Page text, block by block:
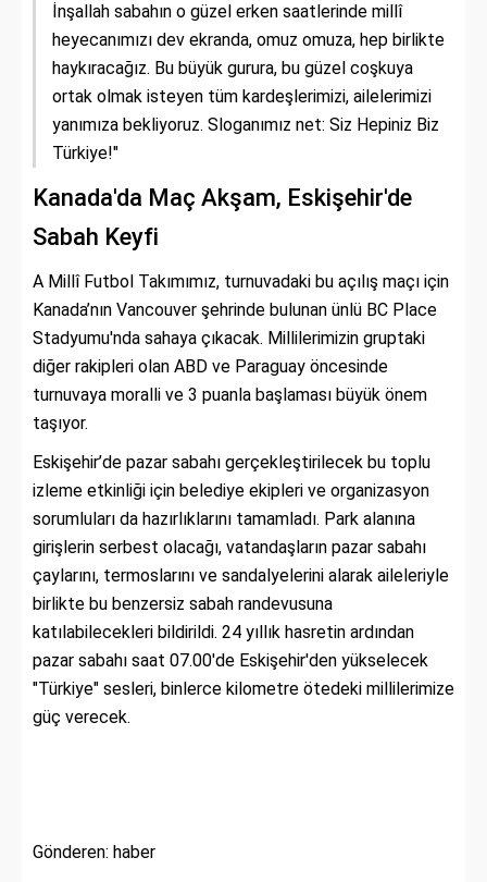
İnşallah sabahın o güzel erken saatlerinde millî
heyecanımızı dev ekranda, omuz omuza, hep birlikte
haykıracağız. Bu büyük gurura, bu güzel coşkuya
ortak olmak isteyen tüm kardeşlerimizi, ailelerimizi
yanımıza bekliyoruz. Sloganımız net: Siz Hepiniz Biz
Türkiye!"
Kanada'da Maç Akşam, Eskişehir'de
Sabah Keyfi
A Millî Futbol Takımımız, turnuvadaki bu açılış maçı için
Kanada’nın Vancouver şehrinde bulunan ünlü BC Place
Stadyumu'nda sahaya çıkacak. Millilerimizin gruptaki
diğer rakipleri olan ABD ve Paraguay öncesinde
turnuvaya moralli ve 3 puanla başlaması büyük önem
taşıyor.
Eskişehir’de pazar sabahı gerçekleştirilecek bu toplu
izleme etkinliği için belediye ekipleri ve organizasyon
sorumluları da hazırlıklarını tamamladı. Park alanına
girişlerin serbest olacağı, vatandaşların pazar sabahı
çaylarını, termoslarını ve sandalyelerini alarak aileleriyle
birlikte bu benzersiz sabah randevusuna
katılabilecekleri bildirildi. 24 yıllık hasretin ardından
pazar sabahı saat 07.00'de Eskişehir'den yükselecek
"Türkiye" sesleri, binlerce kilometre ötedeki millilerimize
güç verecek.
Gönderen: haber